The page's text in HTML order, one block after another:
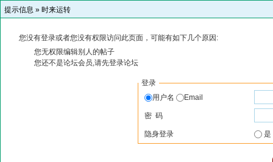
提示信息 » 时来运转
您没有登录或者您没有权限访问此页面，可能有如下几个原因:
您无权限编辑别人的帖子
您还不是论坛会员,请先登录论坛
登录
用户名
Email
密 码
隐身登录